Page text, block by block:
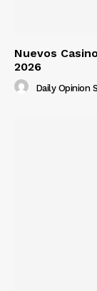
Nuevos
2026
Daily Opinion